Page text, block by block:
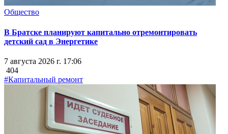
Общество
В Братске планируют капитально отремонтировать
детский сад в Энергетике
7 августа 2026 г. 17:06
404
#Капитальный ремонт